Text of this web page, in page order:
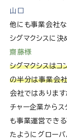
山口
他にも事業会社
シグマクシスに決
齋藤様
シグマクシスはコ
の半分は事業会
会社ではありま
チャー企業からス
も事業運営でき
たようにグロー